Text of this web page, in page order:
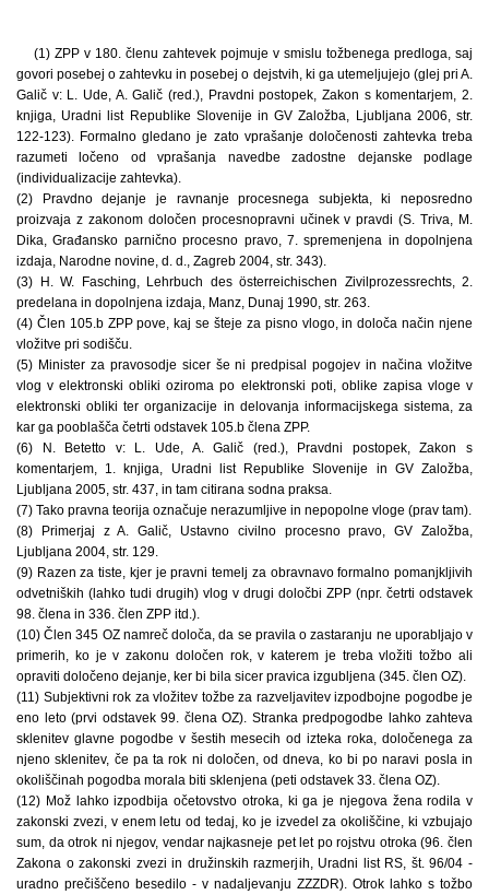
(1) ZPP v 180. členu zahtevek pojmuje v smislu tožbenega predloga, saj
govori posebej o zahtevku in posebej o dejstvih, ki ga utemeljujejo (glej pri A.
Galič v: L. Ude, A. Galič (red.), Pravdni postopek, Zakon s komentarjem, 2.
knjiga, Uradni list Republike Slovenije in GV Založba, Ljubljana 2006, str.
122-123). Formalno gledano je zato vprašanje določenosti zahtevka treba
razumeti ločeno od vprašanja navedbe zadostne dejanske podlage
(individualizacije zahtevka).
(2) Pravdno dejanje je ravnanje procesnega subjekta, ki neposredno
proizvaja z zakonom določen procesnopravni učinek v pravdi (S. Triva, M.
Dika, Građansko parnično procesno pravo, 7. spremenjena in dopolnjena
izdaja, Narodne novine, d. d., Zagreb 2004, str. 343).
(3) H. W. Fasching, Lehrbuch des österreichischen Zivilprozessrechts, 2.
predelana in dopolnjena izdaja, Manz, Dunaj 1990, str. 263.
(4) Člen 105.b ZPP pove, kaj se šteje za pisno vlogo, in določa način njene
vložitve pri sodišču.
(5) Minister za pravosodje sicer še ni predpisal pogojev in načina vložitve
vlog v elektronski obliki oziroma po elektronski poti, oblike zapisa vloge v
elektronski obliki ter organizacije in delovanja informacijskega sistema, za
kar ga pooblašča četrti odstavek 105.b člena ZPP.
(6) N. Betetto v: L. Ude, A. Galič (red.), Pravdni postopek, Zakon s
komentarjem, 1. knjiga, Uradni list Republike Slovenije in GV Založba,
Ljubljana 2005, str. 437, in tam citirana sodna praksa.
(7) Tako pravna teorija označuje nerazumljive in nepopolne vloge (prav tam).
(8) Primerjaj z A. Galič, Ustavno civilno procesno pravo, GV Založba,
Ljubljana 2004, str. 129.
(9) Razen za tiste, kjer je pravni temelj za obravnavo formalno pomanjkljivih
odvetniških (lahko tudi drugih) vlog v drugi določbi ZPP (npr. četrti odstavek
98. člena in 336. člen ZPP itd.).
(10) Člen 345 OZ namreč določa, da se pravila o zastaranju ne uporabljajo v
primerih, ko je v zakonu določen rok, v katerem je treba vložiti tožbo ali
opraviti določeno dejanje, ker bi bila sicer pravica izgubljena (345. člen OZ).
(11) Subjektivni rok za vložitev tožbe za razveljavitev izpodbojne pogodbe je
eno leto (prvi odstavek 99. člena OZ). Stranka predpogodbe lahko zahteva
sklenitev glavne pogodbe v šestih mesecih od izteka roka, določenega za
njeno sklenitev, če pa ta rok ni določen, od dneva, ko bi po naravi posla in
okoliščinah pogodba morala biti sklenjena (peti odstavek 33. člena OZ).
(12) Mož lahko izpodbija očetovstvo otroka, ki ga je njegova žena rodila v
zakonski zvezi, v enem letu od tedaj, ko je izvedel za okoliščine, ki vzbujajo
sum, da otrok ni njegov, vendar najkasneje pet let po rojstvu otroka (96. člen
Zakona o zakonski zvezi in družinskih razmerjih, Uradni list RS, št. 96/04 -
uradno prečiščeno besedilo - v nadaljevanju ZZZDR). Otrok lahko s tožbo